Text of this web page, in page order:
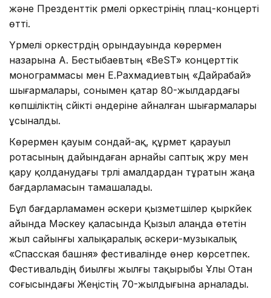
және Презденттік үрмелі оркестрінің плац-концерті
өтті.
Үрмелі оркестрдің орындауында көрермен
назарына А. Бестыбаевтың «BeST» концерттік
монограммасы мен Е.Рахмадиевтың «Дайрабай»
шығармалары, сонымен қатар 80-жылдардағы
көпшіліктің сүйікті әндеріне айналған шығармалары
ұсыналды.
Көрермен қауым сондай-ақ, құрмет қарауыл
ротасының дайындаған арнайы саптық жүру мен
қару қолданудағы түрлі амалдардан тұратын жаңа
бағдарламасын тамашалады.
Бұл бағдарламамен әскери қызметшілер қыркүйек
айында Мәскеу қаласында Қызыл алаңда өтетін
жыл сайынғы халықаралық әскери-музыкалық
«Спасская башня» фестивалінде өнер көрсетпек.
Фестивальдің биылғы жылғы тақырыбы Ұлы Отан
соғысындағы Жеңістің 70-жылдығына арналады.